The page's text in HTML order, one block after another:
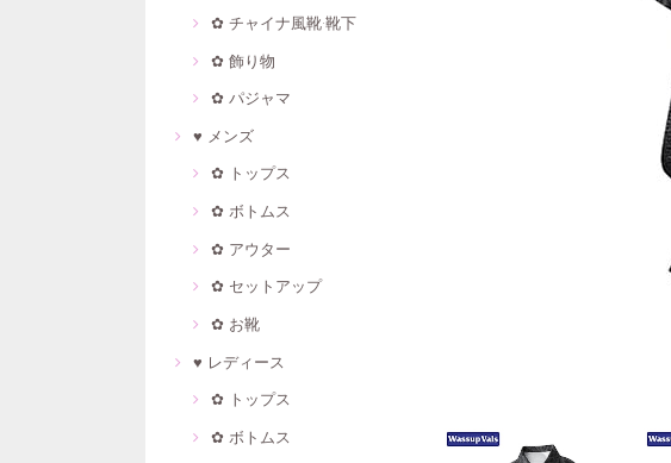
✿ チャイナ風靴·靴下
✿ 飾り物
✿ パジャマ
♥ メンズ
✿ トップス
✿ ボトムス
✿ アウター
✿ セットアップ
✿ お靴
♥ レディース
✿ トップス
✿ ボトムス